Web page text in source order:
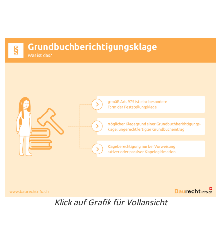
Klick auf Grafik für Vollansicht